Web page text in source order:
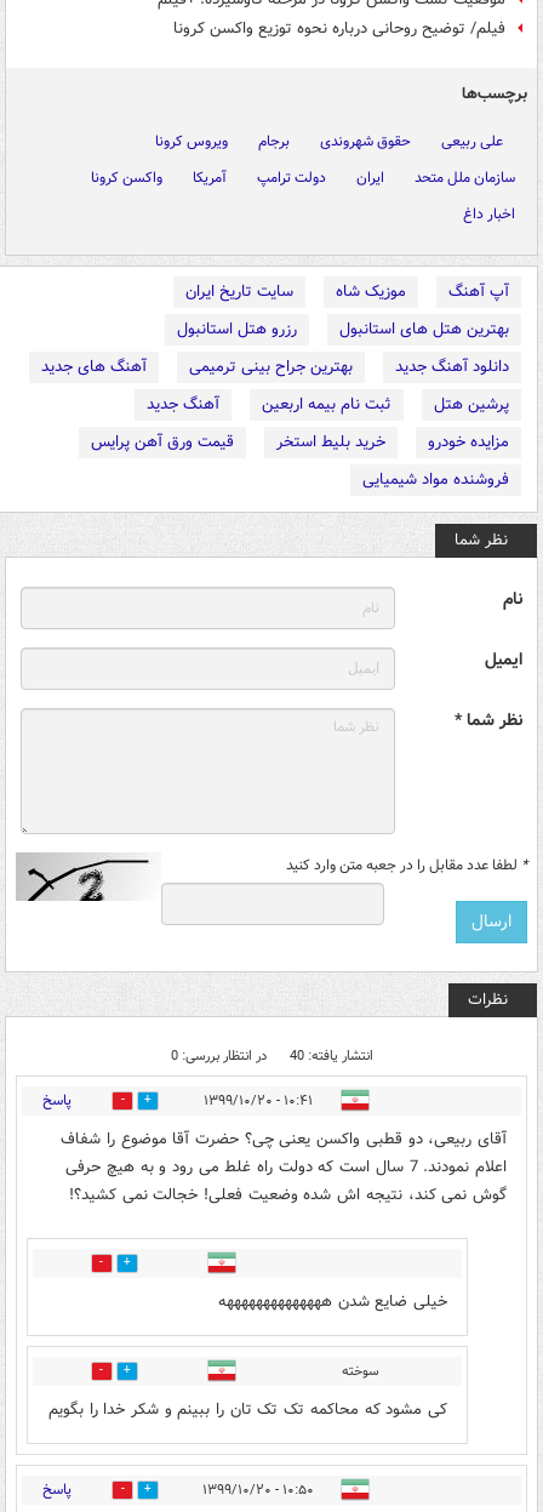
فیلم/ توضیح روحانی درباره نحوه توزیع واکسن کرونا
برچسب‌ها
علی ربیعی حقوق شهروندی برجام
ویروس کرونا
سازمان ملل متحد
ایران دولت ترامپ آمریکا
واکسن کرونا
اخبار داغ
آپ آهنگ موزیک شاه
سایت تاریخ ایران
بهترین هتل های استانبول
رزرو هتل استانبول
دانلود آهنگ جدید
بهترین جراح بینی ترمیمی
آهنگ های جدید
پرشین هتل
ثبت نام بیمه اربعین
آهنگ جدید
مزایده خودرو
خرید بلیط استخر
قیمت ورق آهن پرایس
فروشنده مواد شیمیایی
نظر شما
نام
ایمیل
نظر شما *
* لطفا عدد مقابل را در جعبه متن وارد کنید
نظرات
انتشار یافته: 40 در انتظار بررسی: 0
۱۰:۴۱ - ۱۳۹۹/۱۰/۲۰ 35 پاسخ
آقای ربیعی، دو قطبی واکسن یعنی چی؟ حضرت آقا موضوع را شفاف
اعلام نمودند. 7 سال است که دولت راه غلط می رود و به هیچ حرفی
گوش نمی کند، نتیجه اش شده وضعیت فعلی! خجالت نمی کشید؟!
12
خیلی ضایع شدن ههههههههههههههه
سوخته 8
کی مشود که محاکمه تک تک تان را ببینم و شکر خدا را بگویم
۱۰:۵۰ - ۱۳۹۹/۱۰/۲۰ 25 پاسخ